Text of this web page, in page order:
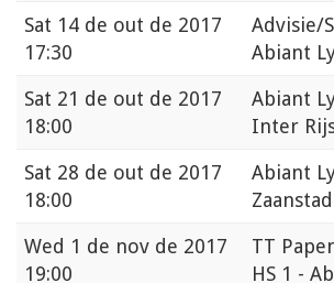
Sat 14 de out de 2017
17:30
Advisie/
Abiant
Sat 21 de out de 2017
18:00
Abiant
Inter
Sat 28 de out de 2017
18:00
Abiant
Wed 1 de nov de 2017
19:00
TT
HS 1 -